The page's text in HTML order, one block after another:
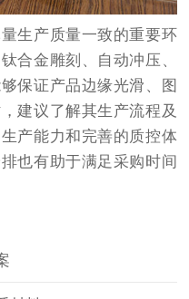
生产质量一致的重要环
合金雕刻、自动冲压、
保证产品边缘光滑、图
建议了解其生产流程及
产能力和完善的质控体
也有助于满足采购时间